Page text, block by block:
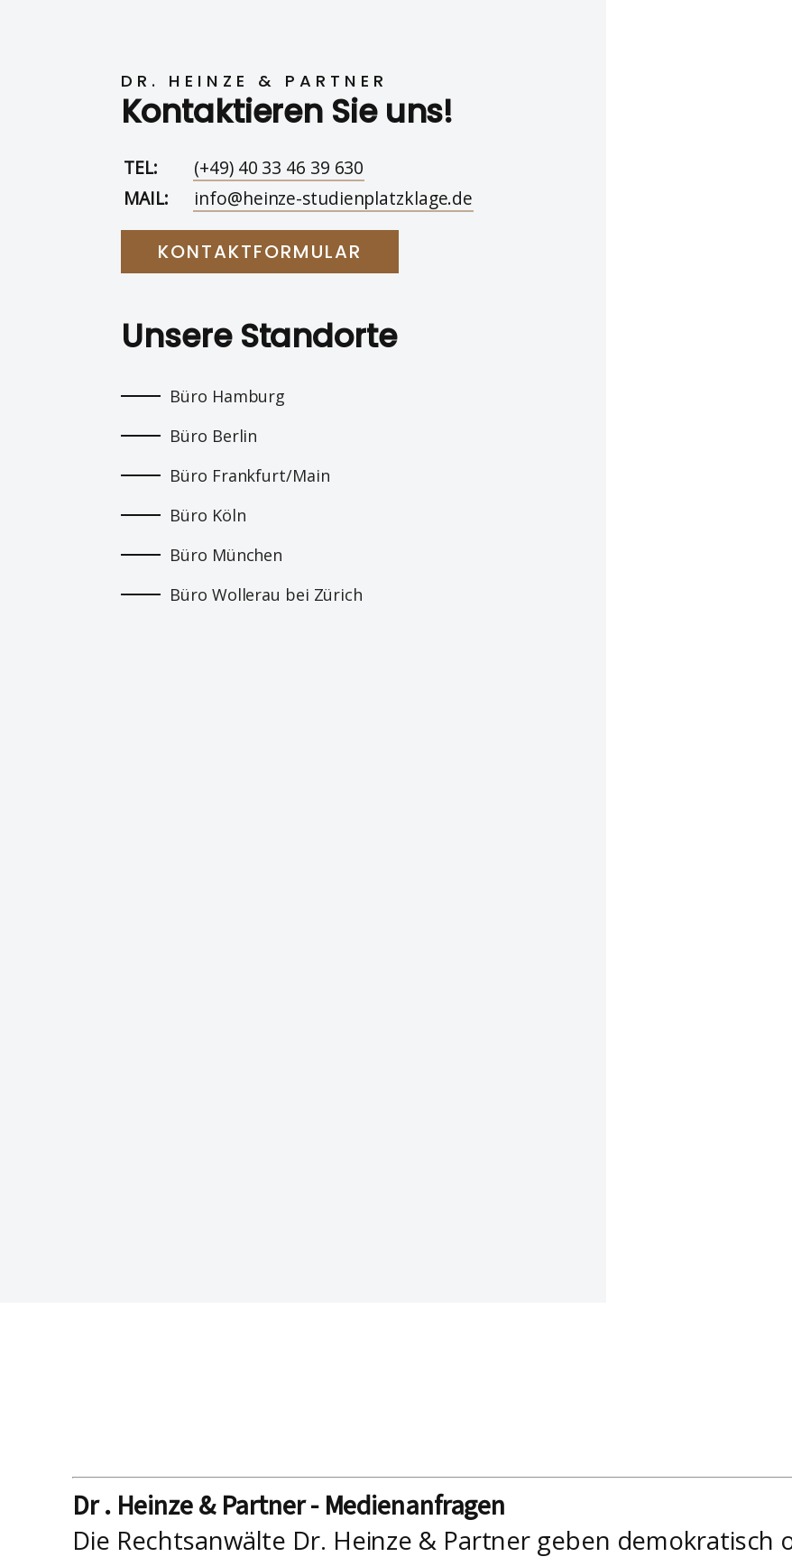
DR. HEINZE & PARTNER
Kontaktieren Sie uns!
TEL:
(+49) 40 33 46 39 630
MAIL:
info@heinze-studienplatzklage.de
KONTAKTFORMULAR
Unsere Standorte
Büro Hamburg
Büro Berlin
Büro Frankfurt/Main
Büro Köln
Büro München
Büro Wollerau bei Zürich
Dr . Heinze & Partner - Medienanfragen
Die Rechtsanwälte Dr. Heinze & Partner geben